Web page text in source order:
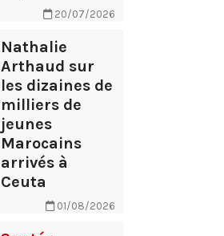
20/07/2026
Nathalie
Arthaud sur
les dizaines de
milliers de
jeunes
Marocains
arrivés à
Ceuta
01/08/2026